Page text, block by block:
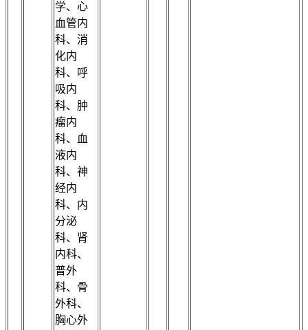
学、心
血管内
科、消
化内
科、呼
吸内
科、肿
瘤内
科、血
液内
科、神
经内
科、内
分泌
科、肾
内科、
普外
科、骨
外科、
胸心外